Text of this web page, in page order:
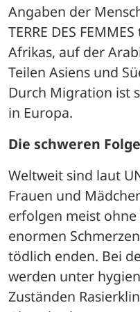
Angaben der
TERRE DES
Afrikas, auf der
Teilen Asiens und
Durch Migration ist
in Europa.
Die schweren
Weltweit sind laut
Frauen und
erfolgen meist
enormen
tödlich enden. Bei
werden unter
Zuständen